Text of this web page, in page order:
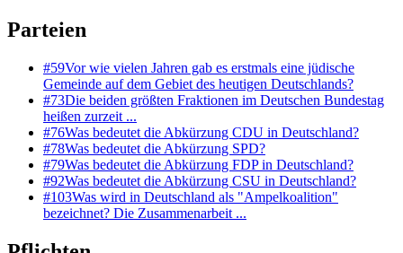
Parteien
#59Vor wie vielen Jahren gab es erstmals eine jüdische
Gemeinde auf dem Gebiet des heutigen Deutschlands?
#73Die beiden größten Fraktionen im Deutschen Bundestag
heißen zurzeit ...
#76Was bedeutet die Abkürzung CDU in Deutschland?
#78Was bedeutet die Abkürzung SPD?
#79Was bedeutet die Abkürzung FDP in Deutschland?
#92Was bedeutet die Abkürzung CSU in Deutschland?
#103Was wird in Deutschland als "Ampelkoalition"
bezeichnet? Die Zusammenarbeit ...